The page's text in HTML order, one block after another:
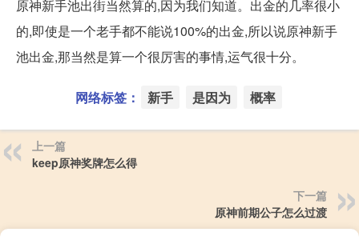
原神新手池出街当然算的,因为我们知道。出金的几率很小
的,即使是一个老手都不能说100%的出金,所以说原神新手
池出金,那当然是算一个很厉害的事情,运气很十分。
网络标签： 新手 是因为 概率
上一篇
keep原神奖牌怎么得
下一篇
原神前期公子怎么过渡